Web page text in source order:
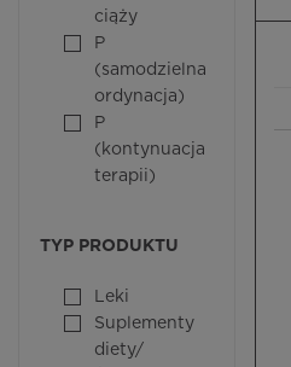
ciąży
P
(samodzielna
ordynacja)
P
(kontynuacja
terapii)
TYP PRODUKTU
Leki
Suplementy
diety/